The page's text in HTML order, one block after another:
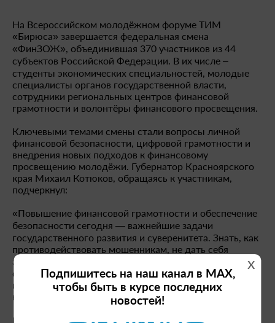
На Всероссийском молодёжном форуме ТИМ
«Бирюса» завершается федеральная смена
«ФинЗОЖ», объединившая 370 участников из 44
субъектов Российской Федерации. В их числе –
студенты экономических специальностей, молодые
специалисты органов государственной власти,
сотрудники региональных центров финансовой
грамотности и волонтёры финансового просвещения.
Ключевыми темами смены стали вопросы личной
финансовой безопасности, цифровой грамотности и
внедрения новых подходов к финансовому
просвещению молодёжи. Губернатор Красноярского
края Михаил Котюков, обращаясь к участникам,
подчеркнул:
«Повышение финансовой грамотности и обеспечение
безопасности сегодня — важнейшие задачи
государственного развития и суверенитета. Знать, как
противодействовать мошенникам, не дать себя
завести в ловушку, — не менее важно, чем уметь
считать и писать. Наша страна проходит непростые
испытания, и нам важно действовать на шаг впереди
недоброжелателей».
В рамках форума в шатре «Астафьев» работает
Подпишитесь на наш канал в MAX,
чтобы быть в курсе последних
новостей!
x